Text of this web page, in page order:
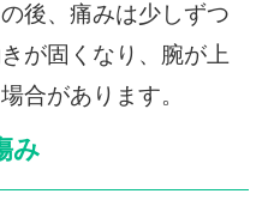
後、痛みは少しずつ
が固くなり、腕が上
合があります。
み